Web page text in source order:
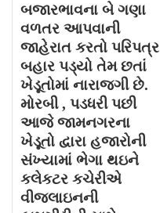
બજારભાવના બે ગણા
વળતર આપવાની
જાહેરાત કરતો પરિપત્ર
બહાર પડ્યો તેમ છતાં
ખેડૂતોમાં નારાજગી છે.
મોરબી , પડધરી પછી
આજે જામનગરના
ખેડૂતો દ્વારા હજારોની
સંખ્યામાં ભેગા થઇને
કલેકટર કચેરીએ
વીજલાઇનની